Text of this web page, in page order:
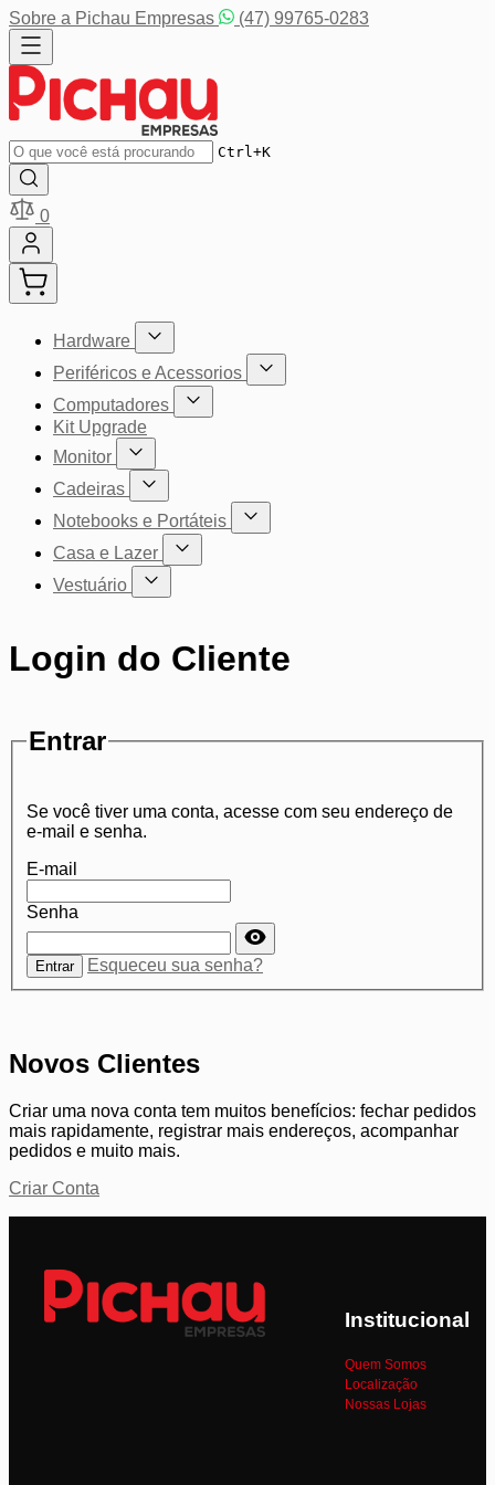
Pular para o conteúdo
Sobre a Pichau Empresas (47) 99765-0283
Buscar
Ctrl+K
0
Hardware
Mostrar submenu para a categoria Hardware
Periféricos e Acessorios
Mostrar submenu para a categoria
Computadores
Mostrar submenu para a categoria
Kit Upgrade
Monitor
Mostrar submenu para a categoria Monitor
Cadeiras
Mostrar submenu para a categoria Cadeiras
Notebooks e Portáteis
Mostrar submenu para a categoria
Casa e Lazer
Mostrar submenu para a categoria Casa e Lazer
Vestuário
Mostrar submenu para a categoria Vestuário
Login do Cliente
Entrar
Se você tiver uma conta, acesse com seu endereço de
e-mail e senha.
E-mail
Senha
Senha oculta
Entrar Esqueceu sua senha?
Novos Clientes
Criar uma nova conta tem muitos benefícios: fechar pedidos
mais rapidamente, registrar mais endereços, acompanhar
pedidos e muito mais.
Criar Conta
Institucional
Quem Somos
Localização
Nossas Lojas